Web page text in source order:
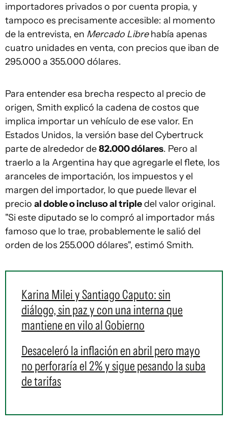
importadores privados o por cuenta propia, y
tampoco es precisamente accesible: al momento
de la entrevista, en Mercado Librehabía apenas
cuatro unidades en venta, con precios que iban de
295.000 a 355.000 dólares.
Para entender esa brecha respecto al precio de
origen, Smith explicó la cadena de costos que
implica importar un vehículo de ese valor. En
Estados Unidos, la versión base del Cybertruck
parte de alrededor de82.000 dólares. Pero al
traerlo a la Argentina hay que agregarle el flete, los
aranceles de importación, los impuestos y el
margen del importador, lo que puede llevar el
precio al doble o incluso al tripledel valor original.
"Si este diputado se lo compró al importador más
famoso que lo trae, probablemente le salió del
orden de los 255.000 dólares", estimó Smith.
Karina Milei y Santiago Caputo: sin
diálogo, sin paz y con una interna que
mantiene en vilo al Gobierno
Desaceleró la inflación en abril pero mayo
no perforaría el 2% y sigue pesando la suba
de tarifas